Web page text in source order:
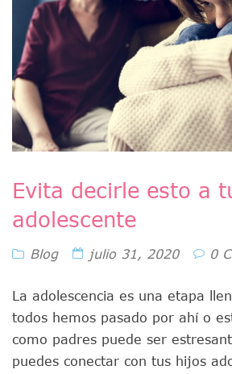
Evita decirle esto a
adolescente
Blog julio 31, 2020 0
La adolescencia es una etapa
todos hemos pasado por ahí o
como padres puede ser
puedes conectar con tus hijos